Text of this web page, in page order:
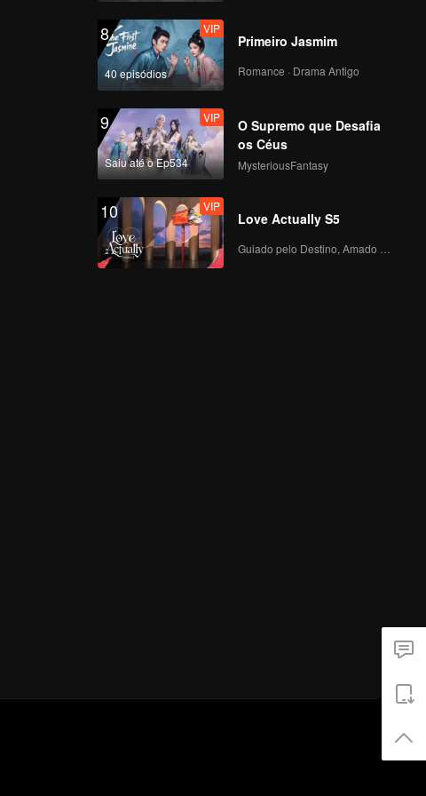
8
40 episódios
VIP
Primeiro Jasmim
Romance · Drama Antigo
9
Saiu até o Ep534
VIP
O Supremo que Desafia
os Céus
MysteriousFantasy
10 VIP
Love Actually S5